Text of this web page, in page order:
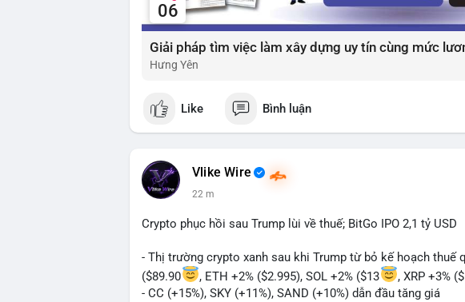
06
Hưng Yên
Like Bình luận
Vlike Wire
22 m
Crypto phục hồi sau Trump lùi về thuế; BitGo IPO 2,1 tỷ USD
- Thị trường crypto xanh sau khi Trump từ bỏ kế hoạch thuế
($89.90
, ETH +2% ($2.995), SOL +2% ($13
, XRP +3%
- CC (+15%), SKY (+11%), SAND (+10%) dẫn đầu tăng giá